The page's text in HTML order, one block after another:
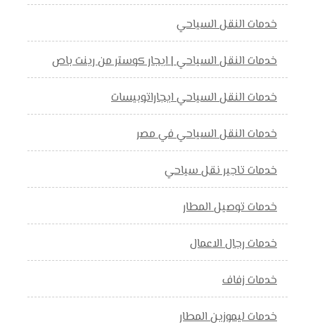
خدمات النقل السياحي
خدمات النقل السياحي | ايجار كوستر من رينت باص
خدمات النقل السياحي ايجاراتوبيسات
خدمات النقل السياحي في مصر
خدمات تاجير نقل سياحي
خدمات توصيل المطار
خدمات رجال الاعمال
خدمات زفاف
خدمات ليموزين المطار